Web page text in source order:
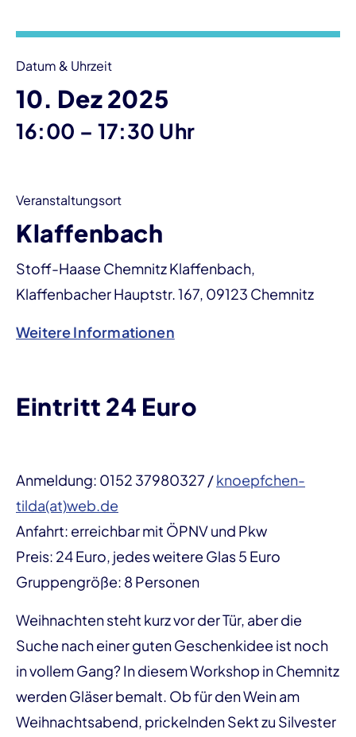
Datum & Uhrzeit
10. Dez 2025
16:00 – bis
17:30 Uhr
Veranstaltungsort
Klaffenbach
Stoff-Haase Chemnitz Klaffenbach,
Klaffenbacher Hauptstr. 167, 09123 Chemnitz
Weitere Informationen
Eintritt 24 Euro
Anmeldung: 0152 37980327 /knoepfchen-
tilda(at)web.de
Anfahrt: erreichbar mit ÖPNV und Pkw
Preis: 24 Euro, jedes weitere Glas 5 Euro
Gruppengröße: 8 Personen
Weihnachten steht kurz vor der Tür, aber die
Suche nach einer guten Geschenkidee ist noch
in vollem Gang? In diesem Workshop in Chemnitz
werden Gläser bemalt. Ob für den Wein am
Weihnachtsabend, prickelnden Sekt zu Silvester